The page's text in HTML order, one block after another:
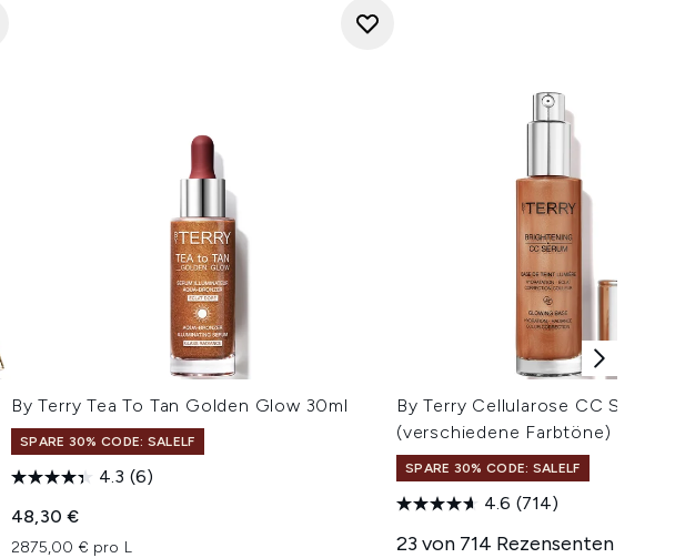
By Terry Tea To Tan Golden Glow 30ml
SPARE 30% CODE: SALELF
4.3 (6)
48,30 €
2875,00 € pro L
By Terry Cellularose CC Serum
(verschiedene Farbtöne)
SPARE 30% CODE: SALELF
4.6 (714)
23 von 714 Rezensenten